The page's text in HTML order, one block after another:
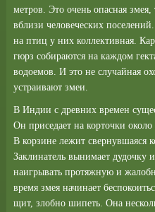
метров. Это очень опасная змея,
вблизи человеческих
на птиц у них коллективная.
гюрз собираются на каждом
водоемов. И это не случайная
устраивают змеи.
В Индии с древних времен
Он приседает на корточки
В корзине лежит свернувшаяся
Заклинатель вынимает дудочку
наигрывать протяжную и
время змея начинает
щит, злобно шипеть. Она